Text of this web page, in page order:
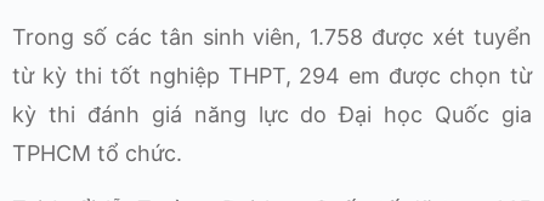
Trong số các tân sinh viên, 1.758 được xét tuyển
từ kỳ thi tốt nghiệp THPT, 294 em được chọn từ
kỳ thi đánh giá năng lực do Đại học Quốc gia
TPHCM tổ chức.